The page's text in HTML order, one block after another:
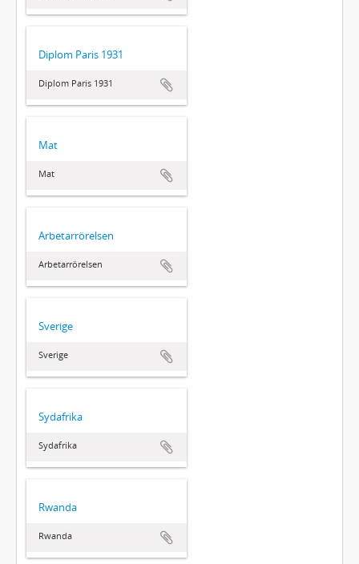
Diplom Paris 1931
Diplom Paris 1931
Mat
Mat
Arbetarrörelsen
Arbetarrörelsen
Sverige
Sverige
Sydafrika
Sydafrika
Rwanda
Rwanda